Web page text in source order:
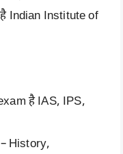
Indian Institute of
है IAS, IPS,
History,